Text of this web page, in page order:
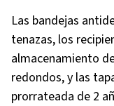
Las bandejas
tenazas, los
almacenamiento
redondos, y las
prorrateada de 2